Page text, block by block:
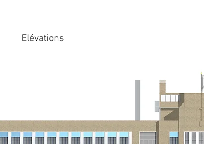
Elévations